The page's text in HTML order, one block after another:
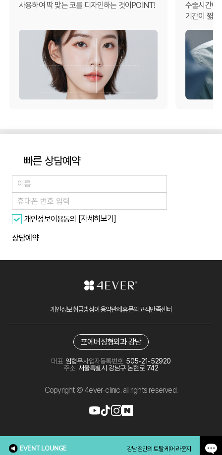
사용하여 딱 맞는 코를 디자인하는 것이POINT!
수술시간이
기간이 짧
EVENT LOUNGE 강남점만의 토탈 케어 라운지
빠른 상담예약
개인정보이용동의 [자세히보기]
상담예약
개인정보취급방침이용약관제휴문의고객만족센터
포에버성형외과 강남
대표 임형우사업자등록번호 505-21-52920
주소 서울특별시 강남구 논현로 742
Copyright © 4ever-clinic. all rights reserved.